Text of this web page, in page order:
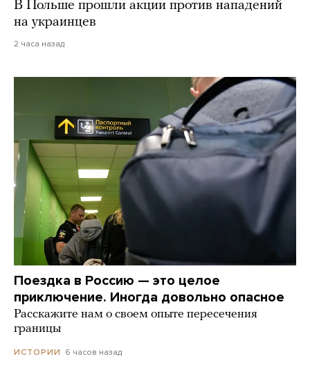
В Польше прошли акции против нападений
на украинцев
2 часа назад
Поездка в Россию — это целое
приключение. Иногда довольно опасное
Расскажите нам о своем опыте пересечения
границы
ИСТОРИИ 6 часов назад